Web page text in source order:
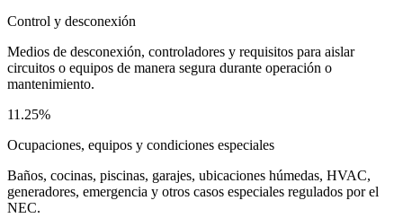
Control y desconexión
Medios de desconexión, controladores y requisitos para aislar
circuitos o equipos de manera segura durante operación o
mantenimiento.
11.25%
Ocupaciones, equipos y condiciones especiales
Baños, cocinas, piscinas, garajes, ubicaciones húmedas, HVAC,
generadores, emergencia y otros casos especiales regulados por el
NEC.